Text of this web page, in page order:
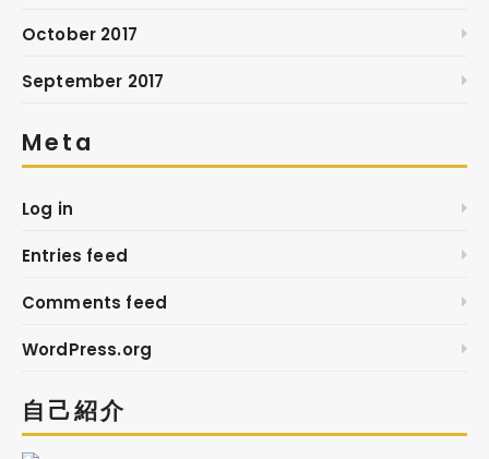
October 2017
September 2017
Meta
Log in
Entries feed
Comments feed
WordPress.org
自己紹介